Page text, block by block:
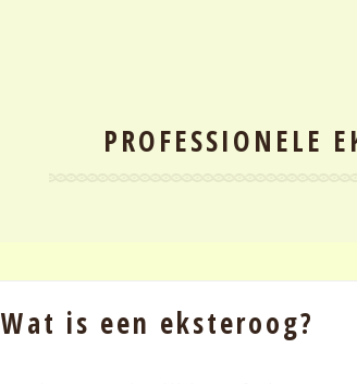
PROFESSIONELE
Wat is een eksteroog?